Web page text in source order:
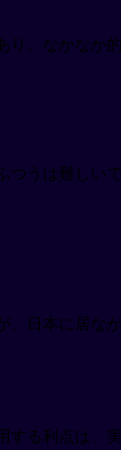
、なかなか
うは難しいで
日本に居な
る利点は、